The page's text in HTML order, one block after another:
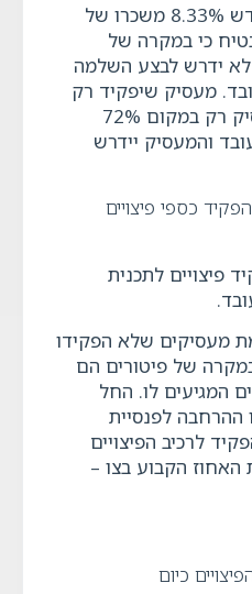
מעסיק שיפקיד מידי חודש 8.33% משכרו של
כי במקרה של
לא ידרש לבצע השלמה
מעסיק שיפקיד רק
6% יבואו תשלומי המעסיק רק במקום 72%
והמעסיק יידרש
כספי פיצויים
פיצויים לתכנית
היו באמת מעסיקים שלא הפקידו
של פיטורים הם
המגיעים לו. החל
צו ההרחבה לפנסיית
לרכיב הפיצויים
האחוז הקבוע בצו –